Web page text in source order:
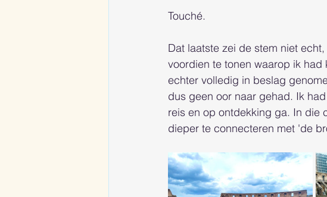
Touché.
Dat laatste zei de stem niet
voordien te tonen waarop ik
echter volledig in beslag
dus geen oor naar gehad. Ik
reis en op ontdekking ga. In die
dieper te connecteren met 'de